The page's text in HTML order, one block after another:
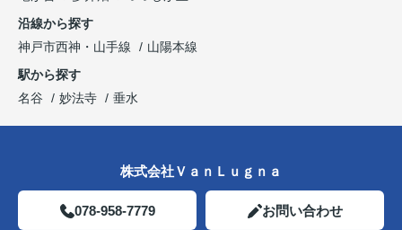
沿線から探す
神戸市西神・山手線
山陽本線
駅から探す
名谷
妙法寺 垂水
株式会社ＶａｎＬｕｇｎａ
078-958-7779 お問い合わせ